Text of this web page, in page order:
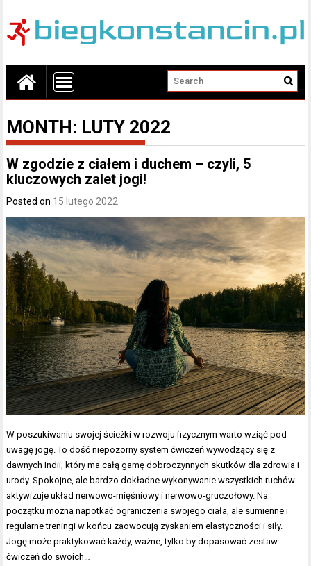
MONTH: LUTY 2022
W zgodzie z ciałem i duchem – czyli, 5
kluczowych zalet jogi!
Posted on 15 lutego 2022
W poszukiwaniu swojej ścieżki w rozwoju fizycznym warto wziąć pod
uwagę jogę. To dość niepozorny system ćwiczeń wywodzący się z
dawnych Indii, który ma całą gamę dobroczynnych skutków dla zdrowia i
urody. Spokojne, ale bardzo dokładne wykonywanie wszystkich ruchów
aktywizuje układ nerwowo-mięśniowy i nerwowo-gruczołowy. Na
początku można napotkać ograniczenia swojego ciała, ale sumienne i
regularne treningi w końcu zaowocują zyskaniem elastyczności i siły.
Jogę może praktykować każdy, ważne, tylko by dopasować zestaw
ćwiczeń do swoich…